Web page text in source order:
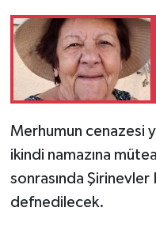
Merhumun cenazesi
ikindi namazına
sonrasında Şirinevler
defnedilecek.